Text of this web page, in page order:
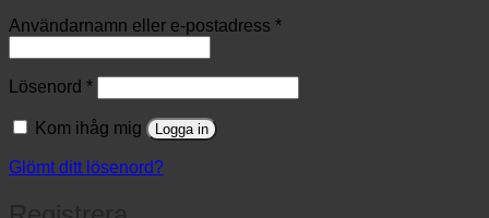
Användarnamn eller e-postadress *Obligatoriskt
Lösenord *Obligatoriskt
Kom ihåg mig Logga in
Glömt ditt lösenord?